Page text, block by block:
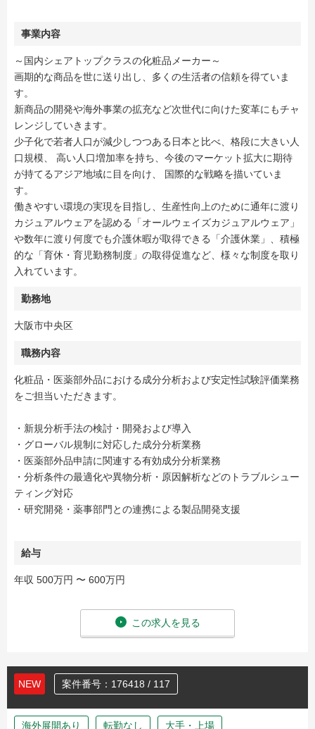
事業内容
～国内シェアトップクラスの化粧品メーカー～
画期的な商品を世に送り出し、多くの生活者の信頼を得ていま
す。
新商品の開発や海外事業の拡充など次世代に向けた変革にもチャ
レンジしていきます。
少子化で若者人口が減少しつつある日本と比べ、格段に大きい人
口規模、 高い人口増加率を持ち、今後のマーケット拡大に期待
が持てるアジア地域に目を向け、 国際的な戦略を描いていま
す。
働きやすい環境の実現を目指し、生産性向上のために通年に渡り
カジュアルウェアを認める「オールウェイズカジュアルウェア」
や数年に渡り何度でも介護休暇が取得できる「介護休業」、積極
的な「育休・育児勤務制度」の取得促進など、様々な制度を取り
入れています。
勤務地
大阪市中央区
職務内容
化粧品・医薬部外品における成分分析および安定性試験評価業務
をご担当いただきます。
・新規分析手法の検討・開発および導入
・グローバル規制に対応した成分分析業務
・医薬部外品申請に関連する有効成分分析業務
・分析条件の最適化や異物分析・原因解析などのトラブルシュー
ティング対応
・研究開発・薬事部門との連携による製品開発支援
給与
年収 500万円 〜 600万円
この求人を見る
NEW 案件番号：176418 / 117
海外展開あり 転勤なし 大手・上場